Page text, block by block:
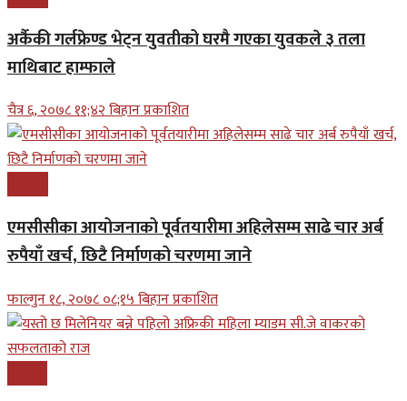
अर्कैकी गर्लफ्रेण्ड भेट्न युवतीको घरमै गएका युवकले ३ तला
माथिबाट हाम्फाले
चैत्र ६, २०७८ ११;४२ बिहान प्रकाशित
एमसीसीका आयोजनाको पूर्वतयारीमा अहिलेसम्म साढे चार अर्ब
रुपैयाँ खर्च, छिटै निर्माणको चरणमा जाने
फाल्गुन १८, २०७८ ०८;१५ बिहान प्रकाशित